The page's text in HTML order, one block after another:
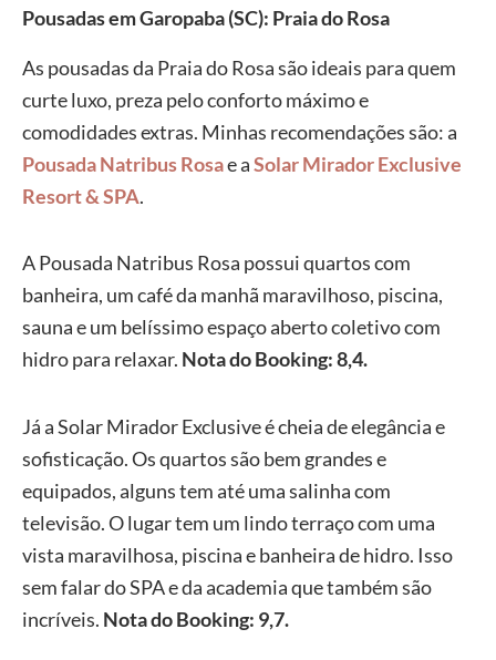
Pousadas em Garopaba (SC): Praia do Rosa
As pousadas da Praia do Rosa são ideais para quem
curte luxo, preza pelo conforto máximo e
comodidades extras. Minhas recomendações são: a
Pousada Natribus Rosae aSolar Mirador Exclusive
Resort & SPA.
A Pousada Natribus Rosa possui quartos com
banheira, um café da manhã maravilhoso, piscina,
sauna e um belíssimo espaço aberto coletivo com
hidro para relaxar. Nota do Booking: 8,4.
Já a Solar Mirador Exclusive é cheia de elegância e
sofisticação. Os quartos são bem grandes e
equipados, alguns tem até uma salinha com
televisão. O lugar tem um lindo terraço com uma
vista maravilhosa, piscina e banheira de hidro. Isso
sem falar do SPA e da academia que também são
incríveis. Nota do Booking: 9,7.